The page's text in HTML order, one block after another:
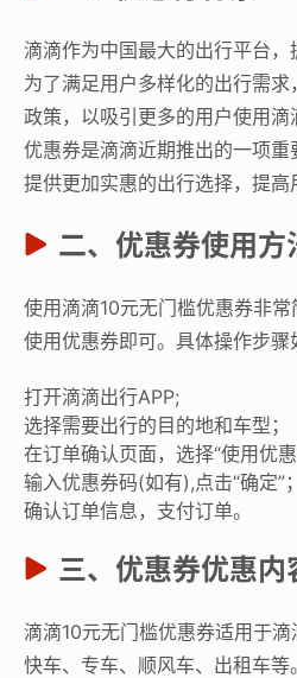
滴滴作为中国最大的出行平台，
为了满足用户多样化的出行需
政策，以吸引更多的用户使用
优惠券是滴滴近期推出的一项
提供更加实惠的出行选择，提高
二、优惠券使用方
使用滴滴10元无门槛优惠券非
使用优惠券即可。具体操作步骤
打开滴滴出行APP;
选择需要出行的目的地和车型；
在订单确认页面，选择“使用优惠
输入优惠券码(如有),点击“确定”；
确认订单信息，支付订单。
三、优惠券优惠内
滴滴10元无门槛优惠券适用于
快车、专车、顺风车、出租车